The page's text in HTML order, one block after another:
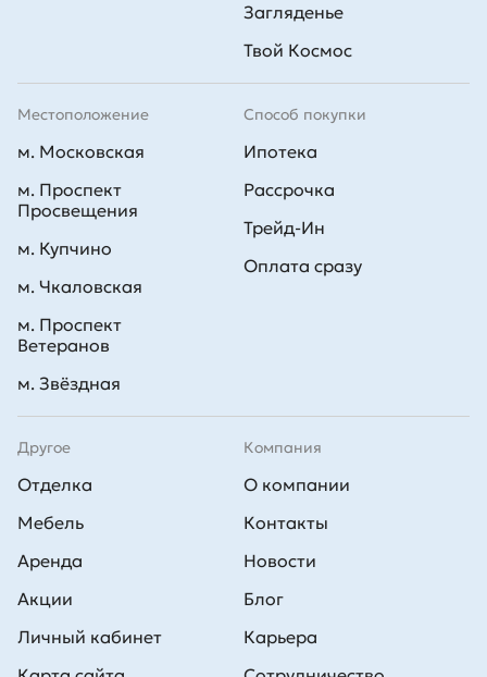
Способ покупки
Ипотека
Рассрочка
Трейд-Ин
Оплата сразу
Загляденье
Твой Космос
Другое
Отделка
Мебель
Аренда
Акции
Личный кабинет
Компания
О компании
Контакты
Новости
Блог
Карьера
Местоположение
м. Московская
м. Проспект
Просвещения
м. Купчино
м. Чкаловская
м. Проспект
Ветеранов
м. Звёздная